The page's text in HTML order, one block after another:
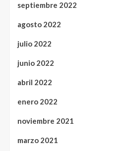
septiembre 2022
agosto 2022
julio 2022
junio 2022
abril 2022
enero 2022
noviembre 2021
marzo 2021